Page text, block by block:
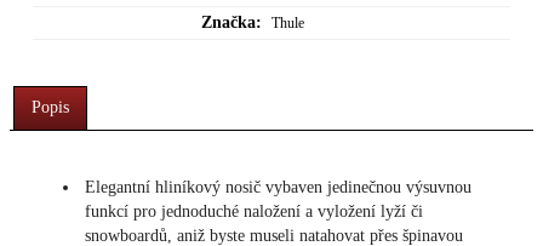
Značka: Thule
Popis
Elegantní hliníkový nosič vybaven jedinečnou výsuvnou
funkcí pro jednoduché naložení a vyložení lyží či
snowboardů, aniž byste museli natahovat přes špinavou